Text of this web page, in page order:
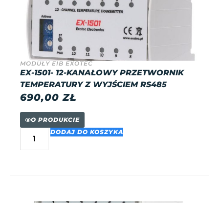
MODUŁY EIB EXOTEC
EX-1501- 12-KANAŁOWY PRZETWORNIK
TEMPERATURY Z WYJŚCIEM RS485
690,00ZŁ
O PRODUKCIE
DODAJ DO KOSZYKA